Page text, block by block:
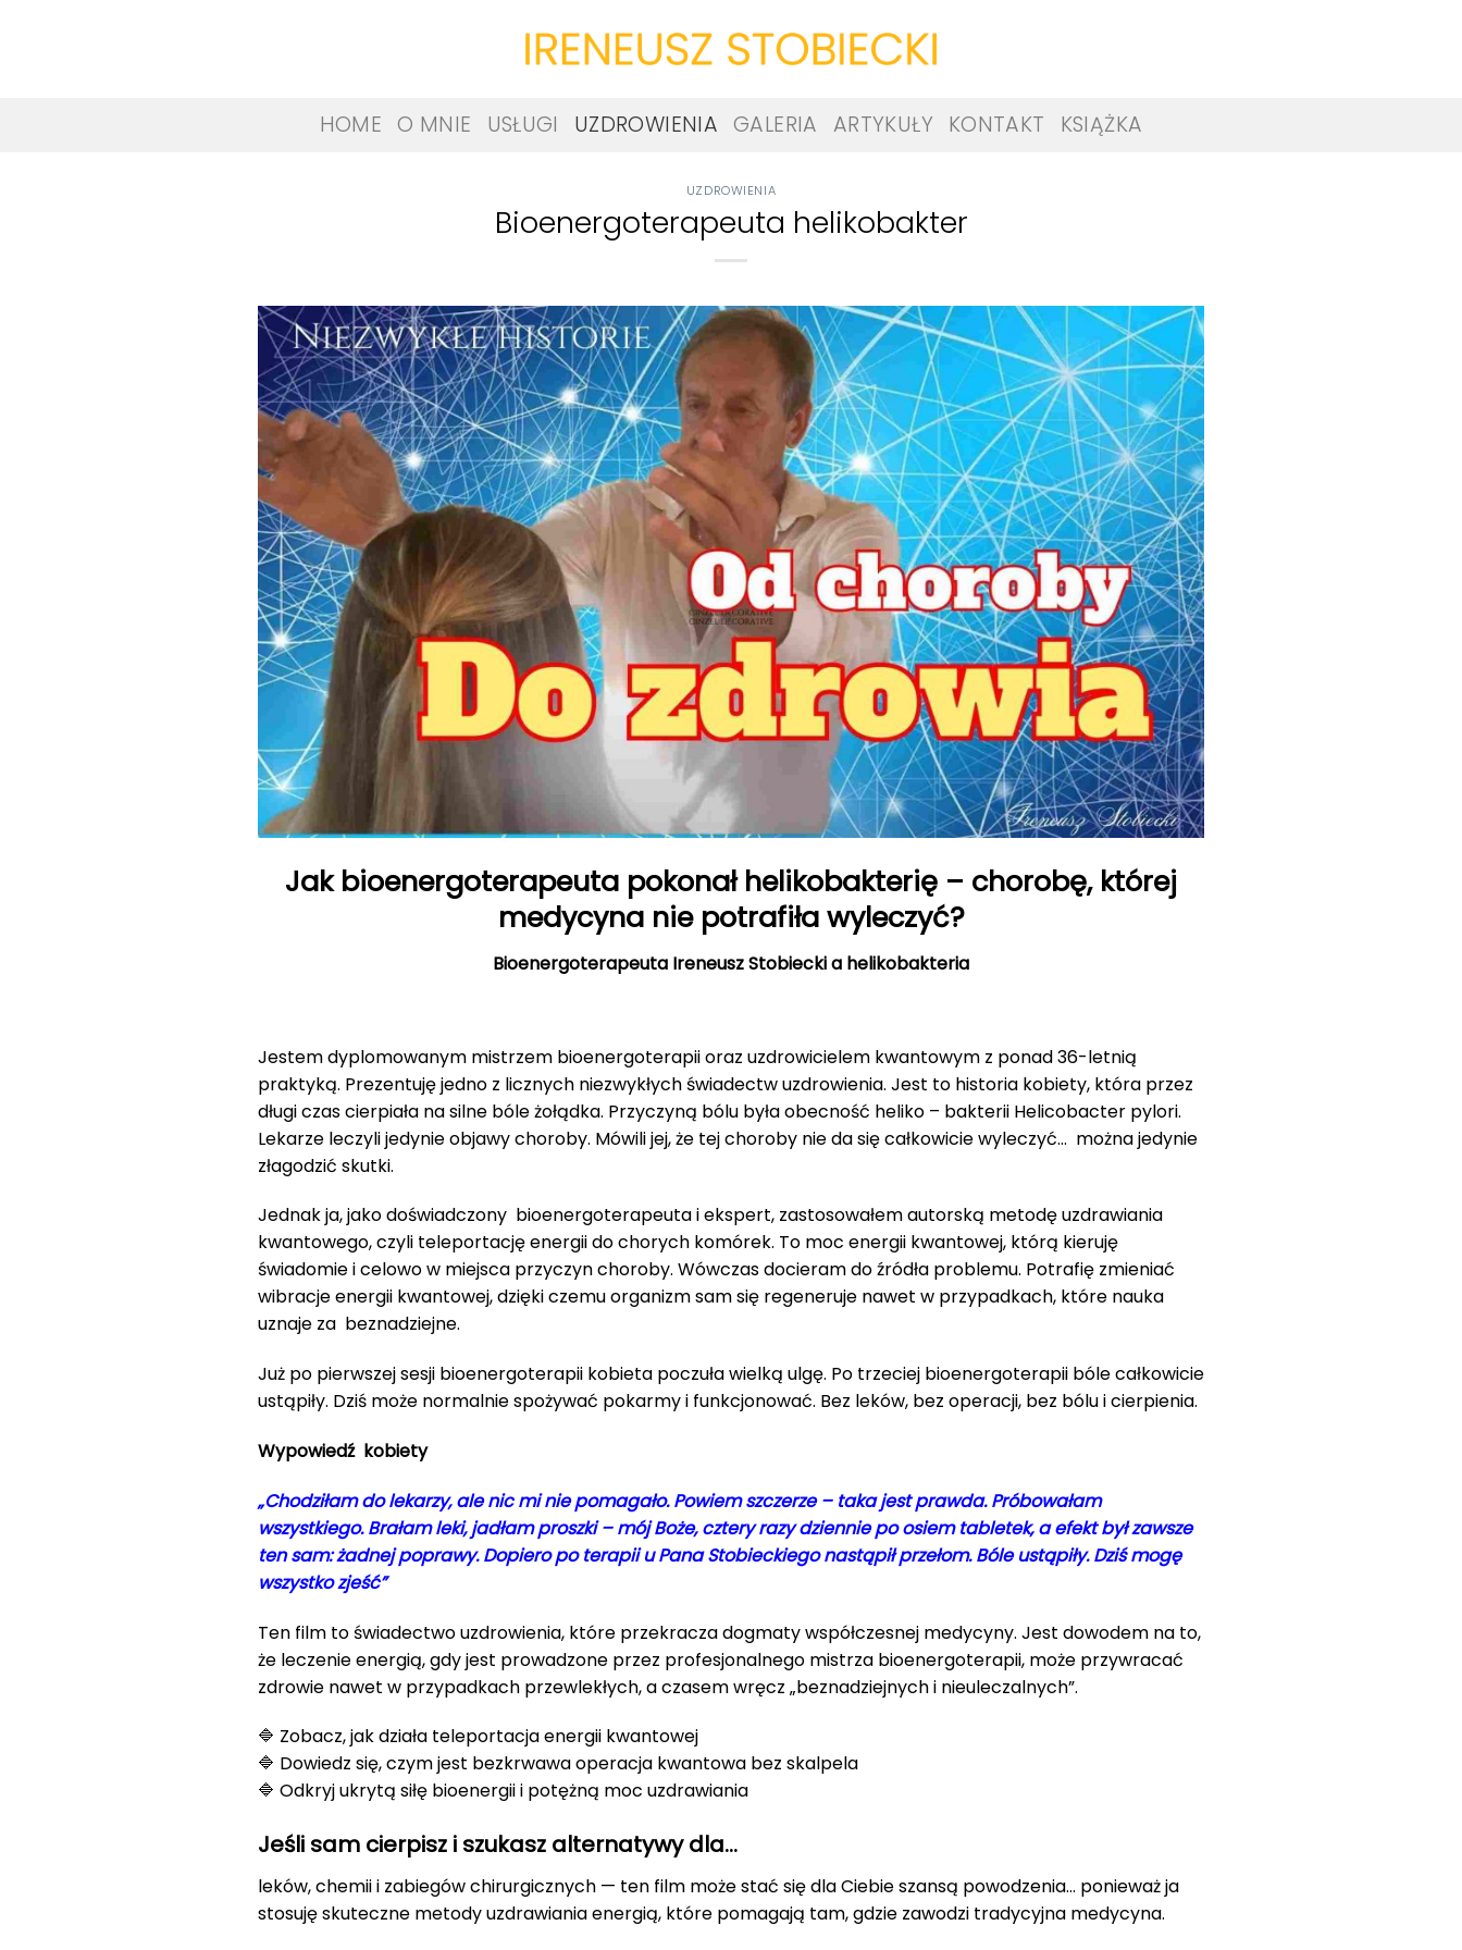
HOME O MNIE USŁUGI UZDROWIENIA GALERIA ARTYKUŁY KONTAKT KSIĄŻKA
UZDROWIENIA
Bioenergoterapeuta helikobakter
Jak bioenergoterapeuta pokonał helikobakterię – chorobę, której
medycyna nie potrafiła wyleczyć?
Bioenergoterapeuta Ireneusz Stobiecki a helikobakteria
Jestem dyplomowanym mistrzem bioenergoterapii oraz uzdrowicielem kwantowym z ponad 36-letnią
praktyką. Prezentuję jedno z licznych niezwykłych świadectw uzdrowienia. Jest to historia kobiety, która przez
długi czas cierpiała na silne bóle żołądka. Przyczyną bólu była obecność heliko – bakterii Helicobacter pylori.
Lekarze leczyli jedynie objawy choroby. Mówili jej, że tej choroby nie da się całkowicie wyleczyć… można jedynie
złagodzić skutki.
Jednak ja, jako doświadczony bioenergoterapeuta i ekspert, zastosowałem autorską metodę uzdrawiania
kwantowego, czyli teleportację energii do chorych komórek. To moc energii kwantowej, którą kieruję
świadomie i celowo w miejsca przyczyn choroby. Wówczas docieram do źródła problemu. Potrafię zmieniać
wibracje energii kwantowej, dzięki czemu organizm sam się regeneruje nawet w przypadkach, które nauka
uznaje za beznadziejne.
Już po pierwszej sesji bioenergoterapii kobieta poczuła wielką ulgę. Po trzeciej bioenergoterapii bóle całkowicie
ustąpiły. Dziś może normalnie spożywać pokarmy i funkcjonować. Bez leków, bez operacji, bez bólu i cierpienia.
Wypowiedź kobiety
„Chodziłam do lekarzy, ale nic mi nie pomagało. Powiem szczerze – taka jest prawda. Próbowałam
wszystkiego. Brałam leki, jadłam proszki – mój Boże, cztery razy dziennie po osiem tabletek, a efekt był zawsze
ten sam: żadnej poprawy. Dopiero po terapii u Pana Stobieckiego nastąpił przełom. Bóle ustąpiły. Dziś mogę
wszystko zjeść”
Ten film to świadectwo uzdrowienia, które przekracza dogmaty współczesnej medycyny. Jest dowodem na to,
że leczenie energią, gdy jest prowadzone przez profesjonalnego mistrza bioenergoterapii, może przywracać
zdrowie nawet w przypadkach przewlekłych, a czasem wręcz „beznadziejnych i nieuleczalnych”.
🔷 Zobacz, jak działa teleportacja energii kwantowej
🔷 Dowiedz się, czym jest bezkrwawa operacja kwantowa bez skalpela
🔷 Odkryj ukrytą siłę bioenergii i potężną moc uzdrawiania
Jeśli sam cierpisz i szukasz alternatywy dla…
leków, chemii i zabiegów chirurgicznych — ten film może stać się dla Ciebie szansą powodzenia… ponieważ ja
stosuję skuteczne metody uzdrawiania energią, które pomagają tam, gdzie zawodzi tradycyjna medycyna.